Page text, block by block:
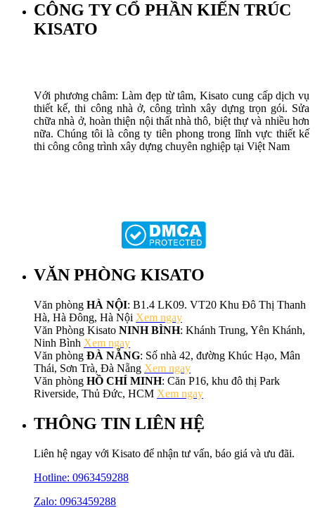
CÔNG TY CỔ PHẦN KIẾN TRÚC
KISATO
Với phương châm: Làm đẹp từ tâm, Kisato cung cấp dịch vụ
thiết kế, thi công nhà ở, công trình xây dựng trọn gói. Sửa
chữa nhà ở, hoàn thiện nội thất nhà thô, biệt thự và nhiều hơn
nữa. Chúng tôi là công ty tiên phong trong lĩnh vực thiết kế
thi công công trình xây dựng chuyên nghiệp tại Việt Nam
VĂN PHÒNG KISATO
Văn phòng HÀ NỘI: B1.4 LK09. VT20 Khu Đô Thị Thanh
Hà, Hà Đông, Hà Nội Xem ngay
Văn Phòng Kisato NINH BÌNH: Khánh Trung, Yên Khánh,
Ninh Bình Xem ngay
Văn phòng ĐÀ NẴNG: Số nhà 42, đường Khúc Hạo, Mân
Thái, Sơn Trà, Đà Nẵng Xem ngay
Văn phòng HỒ CHÍ MINH: Căn P16, khu đô thị Park
Riverside, Thủ Đức, HCM Xem ngay
THÔNG TIN LIÊN HỆ
Liên hệ ngay với Kisato để nhận tư vấn, báo giá và ưu đãi.
Hotline: 0963459288
Zalo: 0963459288